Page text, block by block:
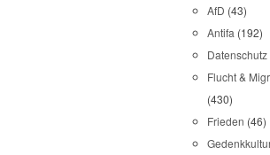
AfD (43)
Antifa (192)
Datenschutz
Flucht &
(430)
Frieden (46)